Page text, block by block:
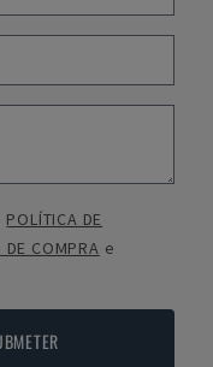
POLÍTICA DE
DE COMPRA e